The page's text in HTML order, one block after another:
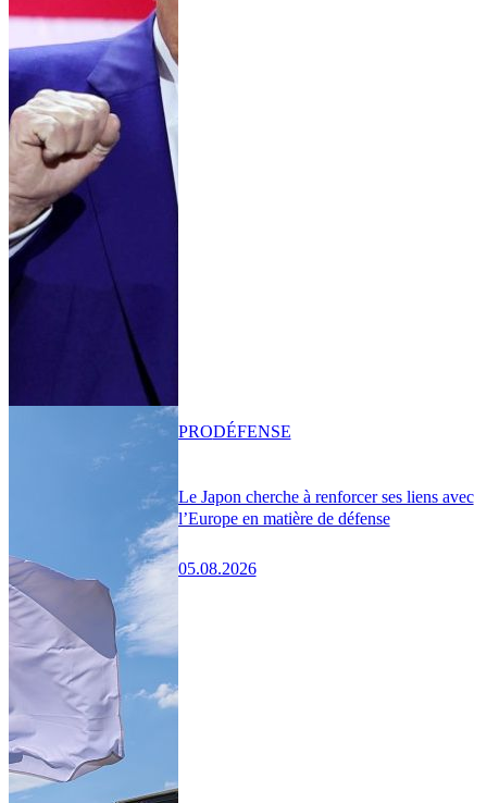
Le Japon cherche à renforcer ses liens avec
l’Europe en matière de défense
05.08.2026
PRODÉFENSE